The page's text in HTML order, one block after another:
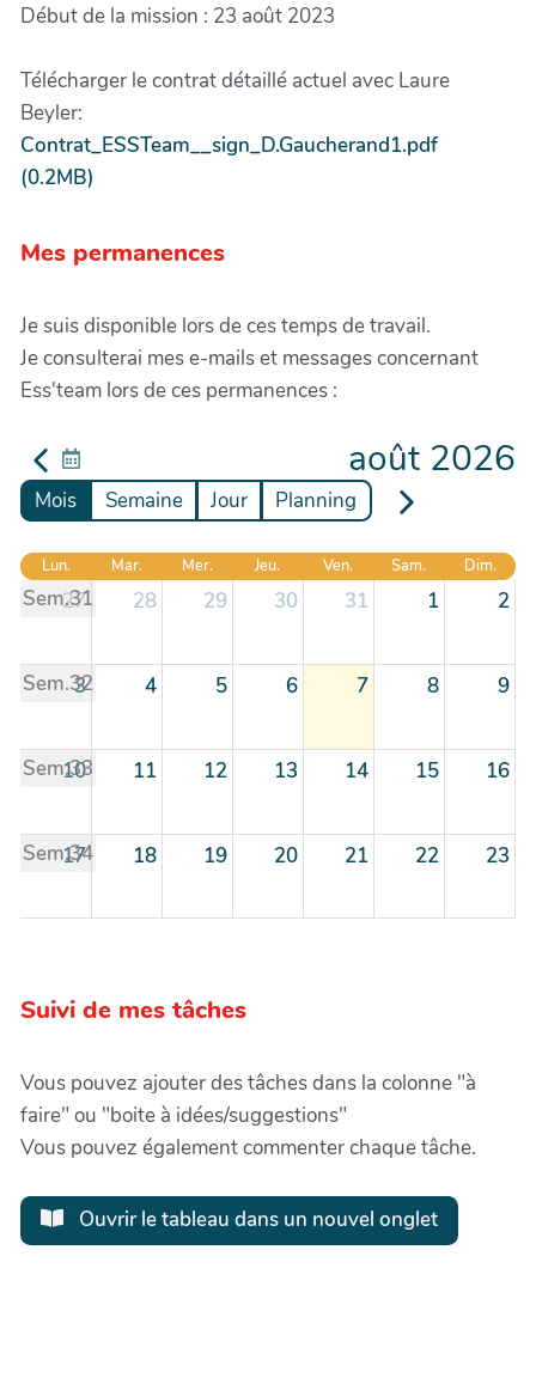
Début de la mission : 23 août 2023
Télécharger le contrat détaillé actuel avec Laure
Beyler:
Contrat_ESSTeam__sign_D.Gaucherand1.pdf
(0.2MB)
Mes permanences
Je suis disponible lors de ces temps de travail.
Je consulterai mes e-mails et messages concernant
Ess'team lors de ces permanences :
août 2026
Mois Semaine Jour Planning
Lun. Mar. Mer. Jeu. Ven. Sam. Dim.
Sem.31
27 28 29 30 31 1 2
Sem.32
3 4 5 6 7 8 9
Sem.33
10 11 12 13 14 15 16
Sem.34
17 18 19 20 21 22 23
Sem.36
31 1 2
Suivi de mes tâches
Vous pouvez ajouter des tâches dans la colonne "à
faire" ou "boite à idées/suggestions"
Vous pouvez également commenter chaque tâche.
Ouvrir le tableau dans un nouvel onglet